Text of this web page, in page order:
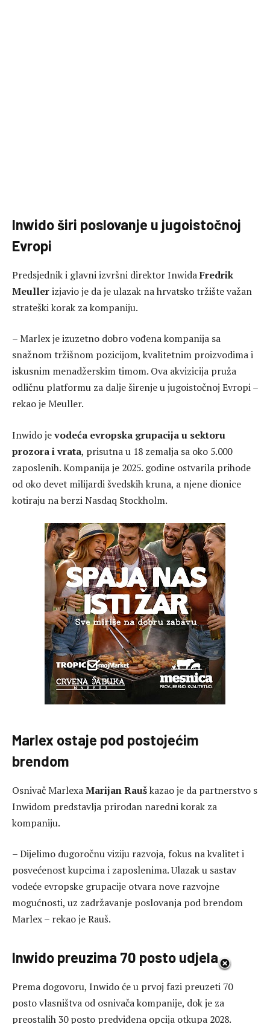
Inwido širi poslovanje u jugoistočnoj
Evropi
Predsjednik i glavni izvršni direktor InwidaFredrik
Meullerizjavio je da je ulazak na hrvatsko tržište važan
strateški korak za kompaniju.
– Marlex je izuzetno dobro vođena kompanija sa
snažnom tržišnom pozicijom, kvalitetnim proizvodima i
iskusnim menadžerskim timom. Ova akvizicija pruža
odličnu platformu za dalje širenje u jugoistočnoj Evropi –
rekao je Meuller.
Inwido jevodeća evropska grupacija u sektoru
prozora i vrata, prisutna u 18 zemalja sa oko 5.000
zaposlenih. Kompanija je 2025. godine ostvarila prihode
od oko devet milijardi švedskih kruna, a njene dionice
kotiraju na berzi Nasdaq Stockholm.
Marlex ostaje pod postojećim
brendom
Osnivač MarlexaMarijan Rauškazao je da partnerstvo s
Inwidom predstavlja prirodan naredni korak za
kompaniju.
– Dijelimo dugoročnu viziju razvoja, fokus na kvalitet i
posvećenost kupcima i zaposlenima. Ulazak u sastav
vodeće evropske grupacije otvara nove razvojne
mogućnosti, uz zadržavanje poslovanja pod brendom
Marlex – rekao je Rauš.
Inwido preuzima 70 posto udjela
Prema dogovoru, Inwido će u prvoj fazi preuzeti 70
posto vlasništva od osnivača kompanije, dok je za
preostalih 30 posto predviđena opcija otkupa 2028.